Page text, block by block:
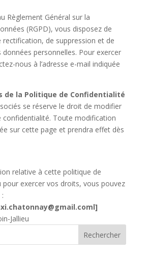
Règlement Général sur la
(RGPD), vous disposez de
rectification, de suppression et de
personnelles. Pour exercer
nous à l’adresse e-mail indiquée
de la Politique de Confidentialité
se réserve le droit de modifier
confidentialité. Toute modification
sur cette page et prendra effet dès
relative à cette politique de
exercer vos droits, vous pouvez
Jallieu
Rechercher